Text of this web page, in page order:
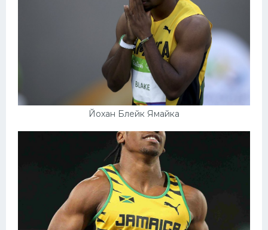
Йохан Блейк Ямайка